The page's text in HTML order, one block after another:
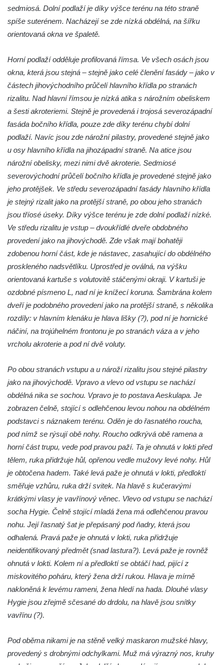
Dům čp. 107 v Kalinově ulici v Novém Boru
Dům čp. 46 v ulici T. G. Masaryka v Novém
Boru
(informační středisko)
Kittelův dům čp. 101 v Novém Boru
Hornický dům Sokolov
Dům kultury Ostrov
Venkovské usedlosti Nový Drahov
Fuchsova vila v Kraslicích
Katova ulička v Kadani
Kittelův dům v Krásné u Pěnčína
Altán v parku u školy v Teplicích nad Metují
Krakonošovy schody v Teplicích nad Metují
Kubečkova fara čp. 54 v Machovské Lhotě
Vila Landhaus čp. 1230/6 v ulici Pod
Doubravkou v Teplicích
Dům čp. 270 v ulici U Hrádku zvaný
Škvárovník v Teplicích
Úřednický dům s voliérou u zámku v
Opěrná zeď s balustrádou a zamřížovanými
okny u zámku v Teplicích
Ptačí schody u zámku v Teplicích
Dům čp. 72/1 v Lázeňské ulici v Teplicích –
Zlaté slunce
Protiletecký kryt v Tanvaldu
Riedlova vila v Desné
Dům čp. 16 ve Starých Křečanech
Dům čp. 15 ve Starých Křečanech
Model rozhledny Vlčí hora ve Starých
Křečanech
Budova fary ve Starých Křečanech
Skalní sklípky v Dubé (Sadová ulice)
Dům č.p. 208/80 v Dlouhé ulici v Dubé
Dům č.p. 96/87 v Dlouhé ulici v Dubé
Dům č.p. 91/97 v Dlouhé ulici v Dubé
Dům č.p. 90/99 v Dlouhé ulici v Dubé
sedmiosá. Dolní podlaží je díky výšce terénu na této straně
spíše suterénem. Nacházejí se zde nízká obdélná, na šířku
orientovaná okna ve špaletě.
Horní podlaží odděluje profilovaná římsa. Ve všech osách jsou
okna, která jsou stejná – stejně jako celé členění fasády – jako v
částech jihovýchodního průčelí hlavního křídla po stranách
rizalitu. Nad hlavní římsou je nízká atika s nárožním obeliskem
a šesti akroteriemi. Stejně je provedená i trojosá severozápadní
fasáda bočního křídla, pouze zde díky terénu chybí dolní
podlaží. Navíc jsou zde nárožní pilastry, provedené stejně jako
u osy hlavního křídla na jihozápadní straně. Na atice jsou
nárožní obelisky, mezi nimi dvě akroterie. Sedmiosé
severovýchodní průčelí bočního křídla je provedené stejně jako
jeho protějšek. Ve středu severozápadní fasády hlavního křídla
je stejný rizalit jako na protější straně, po obou jeho stranách
jsou tříosé úseky. Díky výšce terénu je zde dolní podlaží nízké.
Ve středu rizalitu je vstup – dvoukřídlé dveře obdobného
provedení jako na jihovýchodě. Zde však mají bohatěji
zdobenou horní část, kde je nástavec, zasahující do obdélného
proskleného nadsvětlíku. Uprostřed je oválná, na výšku
orientovaná kartuše s volutovitě stáčenými okraji. V kartuši je
ozdobné písmeno L, nad ní je knížecí koruna. Šambrána kolem
dveří je podobného provedení jako na protější straně, s několika
rozdíly: v hlavním klenáku je hlava lišky (?), pod ní je hornické
náčiní, na trojúhelném frontonu je po stranách váza a v jeho
vrcholu akroterie a pod ní dvě voluty.
Po obou stranách vstupu a u nároží rizalitu jsou stejné pilastry
jako na jihovýchodě. Vpravo a vlevo od vstupu se nachází
obdélná nika se sochou. Vpravo je to postava Aeskulapa. Je
zobrazen čelně, stojící s odlehčenou levou nohou na obdélném
podstavci s náznakem terénu. Oděn je do řasnatého roucha,
pod nímž se rýsují obě nohy. Roucho odkrývá obě ramena a
horní část trupu, vede pod pravou paží. Ta je ohnutá v lokti před
tělem, ruka přidržuje hůl, opřenou vedle mužovy levé nohy. Hůl
je obtočena hadem. Také levá paže je ohnutá v lokti, předloktí
směřuje vzhůru, ruka drží svitek. Na hlavě s kučeravými
krátkými vlasy je vavřínový věnec. Vlevo od vstupu se nachází
socha Hygie. Čelně stojící mladá žena má odlehčenou pravou
nohu. Její řasnatý šat je přepásaný pod ňadry, která jsou
odhalená. Pravá paže je ohnutá v lokti, ruka přidržuje
neidentifikovaný předmět (snad lastura?). Levá paže je rovněž
ohnutá v lokti. Kolem ní a předloktí se obtáčí had, pijící z
miskovitého poháru, který žena drží rukou. Hlava je mírně
nakloněná k levému rameni, žena hledí na hada. Dlouhé vlasy
Hygie jsou zřejmě sčesané do drdolu, na hlavě jsou snítky
vavřínu (?).
Pod oběma nikami je na stěně velký maskaron mužské hlavy,
provedený s drobnými odchylkami. Muž má výrazný nos, kruhy